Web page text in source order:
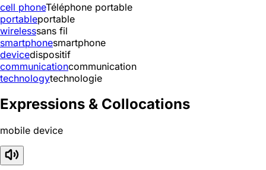
cell phoneTéléphone portable
portableportable
wirelesssans fil
smartphonesmartphone
devicedispositif
communicationcommunication
technologytechnologie
Expressions & Collocations
mobile device